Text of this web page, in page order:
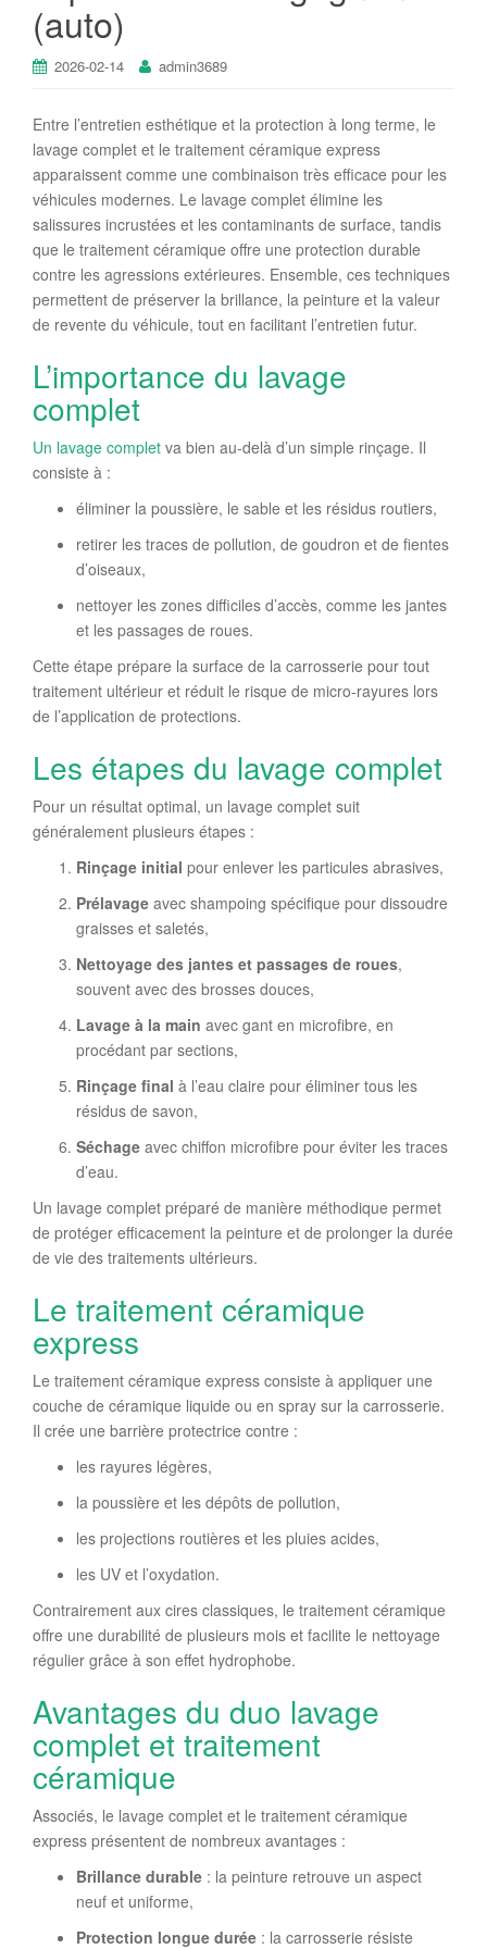
(auto)
2026-02-14 admin3689
Entre l’entretien esthétique et la protection à long terme, le
lavage complet et le traitement céramique express
apparaissent comme une combinaison très efficace pour les
véhicules modernes. Le lavage complet élimine les
salissures incrustées et les contaminants de surface, tandis
que le traitement céramique offre une protection durable
contre les agressions extérieures. Ensemble, ces techniques
permettent de préserver la brillance, la peinture et la valeur
de revente du véhicule, tout en facilitant l’entretien futur.
L’importance du lavage
complet
Un lavage complet va bien au-delà d’un simple rinçage. Il
consiste à :
éliminer la poussière, le sable et les résidus routiers,
retirer les traces de pollution, de goudron et de fientes
d’oiseaux,
nettoyer les zones difficiles d’accès, comme les jantes
et les passages de roues.
Cette étape prépare la surface de la carrosserie pour tout
traitement ultérieur et réduit le risque de micro-rayures lors
de l’application de protections.
Les étapes du lavage complet
Pour un résultat optimal, un lavage complet suit
généralement plusieurs étapes :
Rinçage initial pour enlever les particules abrasives,
Prélavage avec shampoing spécifique pour dissoudre
graisses et saletés,
Nettoyage des jantes et passages de roues,
souvent avec des brosses douces,
Lavage à la main avec gant en microfibre, en
procédant par sections,
Rinçage final à l’eau claire pour éliminer tous les
résidus de savon,
Séchage avec chiffon microfibre pour éviter les traces
d’eau.
Un lavage complet préparé de manière méthodique permet
de protéger efficacement la peinture et de prolonger la durée
de vie des traitements ultérieurs.
Le traitement céramique
express
Le traitement céramique express consiste à appliquer une
couche de céramique liquide ou en spray sur la carrosserie.
Il crée une barrière protectrice contre :
les rayures légères,
la poussière et les dépôts de pollution,
les projections routières et les pluies acides,
les UV et l’oxydation.
Contrairement aux cires classiques, le traitement céramique
offre une durabilité de plusieurs mois et facilite le nettoyage
régulier grâce à son effet hydrophobe.
Avantages du duo lavage
complet et traitement
céramique
Associés, le lavage complet et le traitement céramique
express présentent de nombreux avantages :
Brillance durable : la peinture retrouve un aspect
neuf et uniforme,
Protection longue durée : la carrosserie résiste